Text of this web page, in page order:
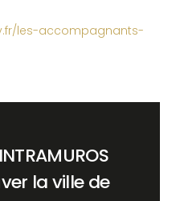
les-accompagnants-
la ville de